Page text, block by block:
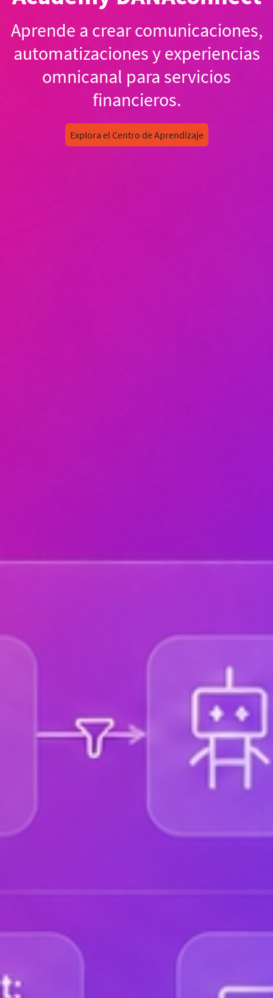
Aprende a crear comunicaciones,
automatizaciones y experiencias
omnicanal para servicios
financieros.
Explora el Centro de Aprendizaje